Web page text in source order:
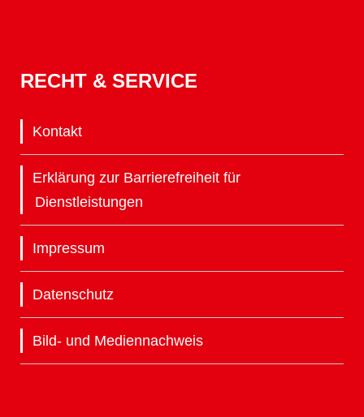
RECHT & SERVICE
Kontakt
Erklärung zur Barrierefreiheit für
Dienstleistungen
Impressum
Datenschutz
Bild- und Mediennachweis